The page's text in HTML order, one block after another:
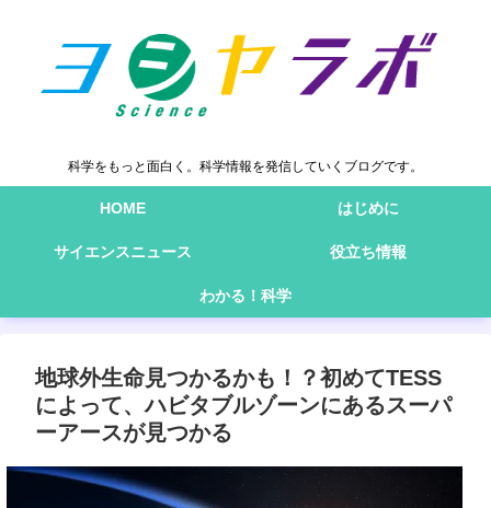
科学をもっと面白く。科学情報を発信していくブログです。
HOME はじめに
サイエンスニュース 役立ち情報
わかる！科学
地球外生命見つかるかも！？初めてTESS
によって、ハビタブルゾーンにあるスーパ
ーアースが見つかる